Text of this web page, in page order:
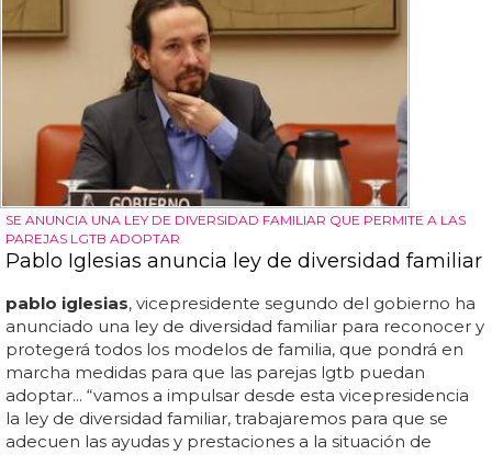
SE ANUNCIA UNA LEY DE DIVERSIDAD FAMILIAR QUE PERMITE A LAS
PAREJAS LGTB ADOPTAR
Pablo Iglesias anuncia ley de diversidad familiar
pablo iglesias, vicepresidente segundo del gobierno ha
anunciado una ley de diversidad familiar para reconocer y
protegerá todos los modelos de familia, que pondrá en
marcha medidas para que las parejas lgtb puedan
adoptar... “vamos a impulsar desde esta vicepresidencia
la ley de diversidad familiar, trabajaremos para que se
adecuen las ayudas y prestaciones a la situación de